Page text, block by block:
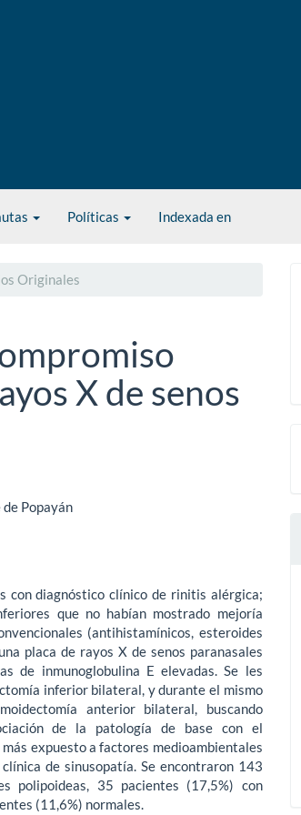
Políticas Indexada en
Originales
X de senos
Popayán
con diagnóstico clínico de rinitis alérgica;
que no habían mostrado mejoría
(antihistamínicos, esteroides
placa de rayos X de senos paranasales
de inmunoglobulina E elevadas. Se les
inferior bilateral, y durante el mismo
anterior bilateral, buscando
de la patología de base con el
expuesto a factores medioambientales
de sinusopatía. Se encontraron 143
polipoideas, 35 pacientes (17,5%) con
(11,6%) normales.